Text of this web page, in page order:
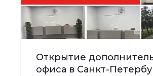
Открытие
офиса в Санкт-